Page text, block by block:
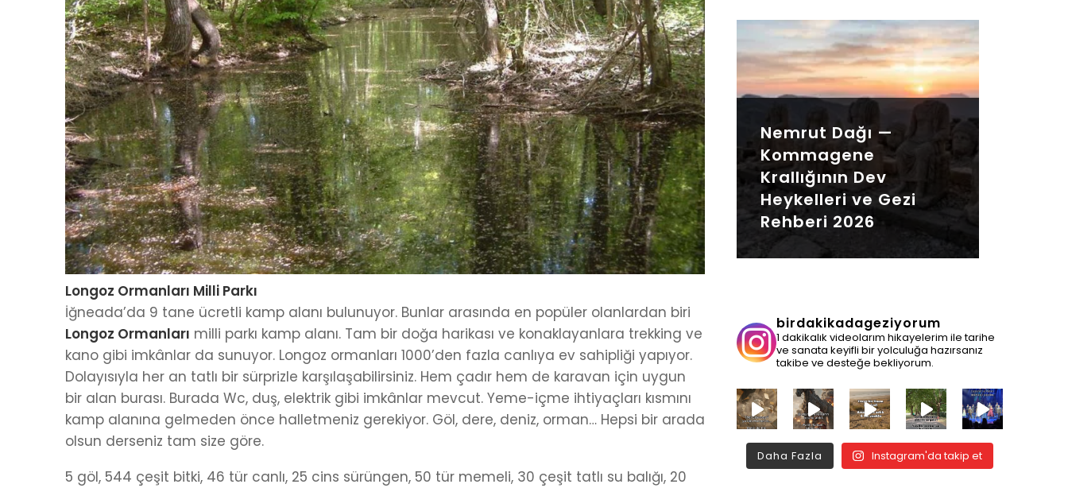
Longoz Ormanları Milli Parkı
İğneada’da 9 tane ücretli kamp alanı bulunuyor. Bunlar arasında en popüler olanlardan biri
Longoz Ormanları milli parkı kamp alanı. Tam bir doğa harikası ve konaklayanlara trekking ve
kano gibi imkânlar da sunuyor. Longoz ormanları 1000’den fazla canlıya ev sahipliği yapıyor.
Dolayısıyla her an tatlı bir sürprizle karşılaşabilirsiniz. Hem çadır hem de karavan için uygun
bir alan burası. Burada Wc, duş, elektrik gibi imkânlar mevcut. Yeme-içme ihtiyaçları kısmını
kamp alanına gelmeden önce halletmeniz gerekiyor. Göl, dere, deniz, orman… Hepsi bir arada
olsun derseniz tam size göre.
5 göl, 544 çeşit bitki, 46 tür canlı, 25 cins sürüngen, 50 tür memeli, 30 çeşit tatlı su balığı, 20
Nemrut Dağı —
Kommagene
Krallığının Dev
Heykelleri ve Gezi
Rehberi 2026
birdakikadageziyorum
1 dakikalık videolarım hikayelerim ile tarihe
ve sanata keyifli bir yolculuğa hazırsanız
takibe ve desteğe bekliyorum.
Daha Fazla Instagram'da takip et